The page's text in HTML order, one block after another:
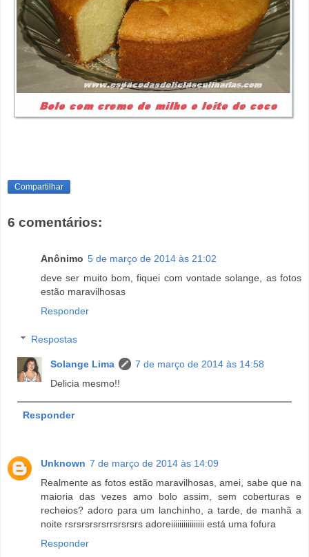
Compartilhar
6 comentários:
Anônimo 5 de março de 2014 às 21:02
deve ser muito bom, fiquei com vontade solange, as fotos
estão maravilhosas
Responder
Respostas
Solange Lima
7 de março de 2014 às 14:58
Delicia mesmo!!
Responder
Unknown 7 de março de 2014 às 14:09
Realmente as fotos estão maravilhosas, amei, sabe que na
maioria das vezes amo bolo assim, sem coberturas e
recheios? adoro para um lanchinho, a tarde, de manhã a
noite rsrsrsrsrsrrsrsrsrs adoreiiiiiiiiiiiiiiii está uma fofura
Responder